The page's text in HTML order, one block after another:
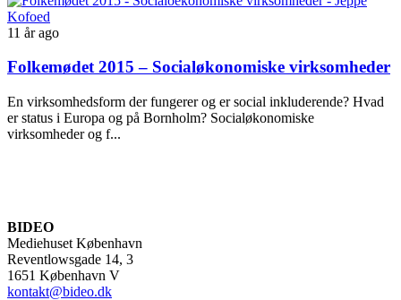
11 år ago
Folkemødet 2015 – Socialøkonomiske virksomheder
En virksomhedsform der fungerer og er social inkluderende? Hvad
er status i Europa og på Bornholm? Socialøkonomiske
virksomheder og f...
BIDEO
Mediehuset København
Reventlowsgade 14, 3
1651 København V
kontakt@bideo.dk